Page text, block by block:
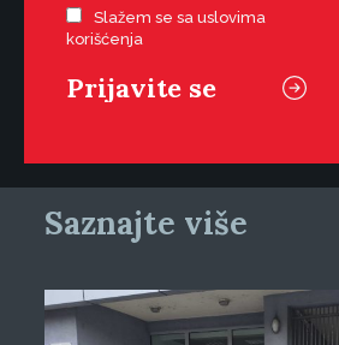
Slažem se sa uslovima
korišćenja
Saznajte više